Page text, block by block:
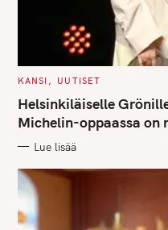
C
T
E
G
O
I
S
KANSI UUTISET
Helsinkiläiselle
Michelin-oppaassa on
Lue lisää